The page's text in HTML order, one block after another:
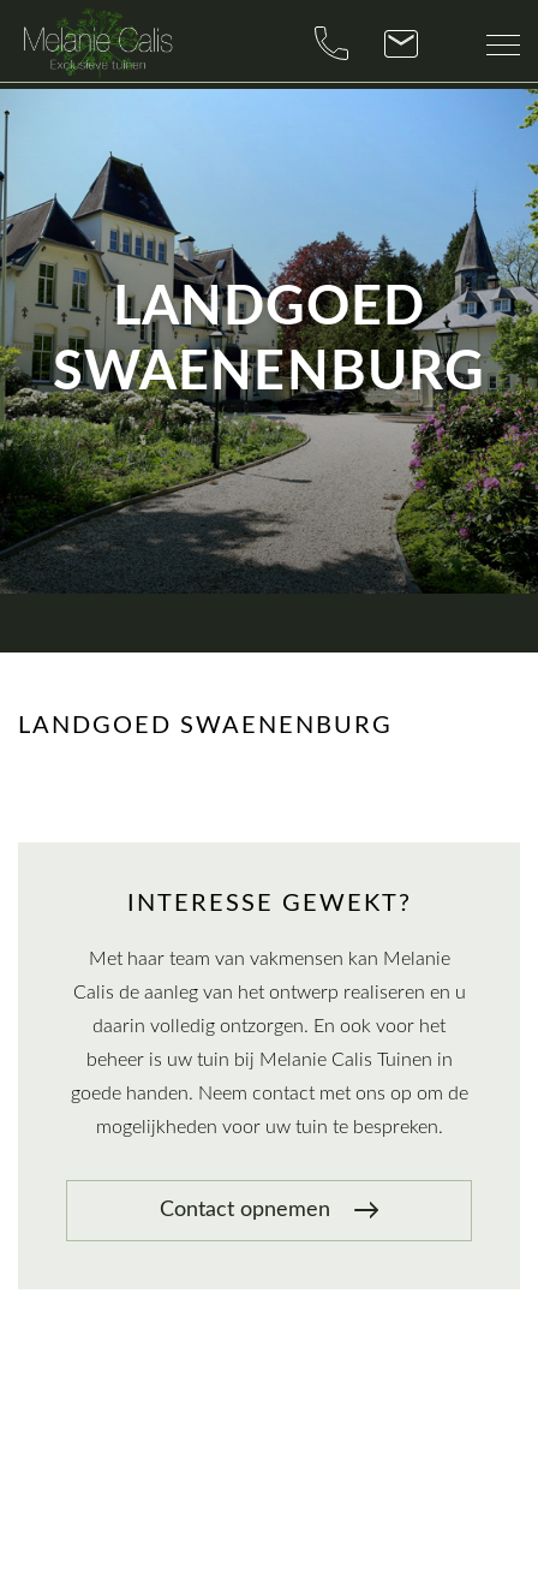
LANDGOED
SWAENENBURG
LANDGOED SWAENENBURG
INTERESSE GEWEKT?
Met haar team van vakmensen kan Melanie
Calis de aanleg van het ontwerp realiseren en u
daarin volledig ontzorgen. En ook voor het
beheer is uw tuin bij Melanie Calis Tuinen in
goede handen. Neem contact met ons op om de
mogelijkheden voor uw tuin te bespreken.
Contact opnemen